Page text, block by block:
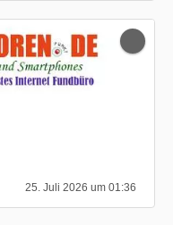
25. Juli 2026 um 01:36